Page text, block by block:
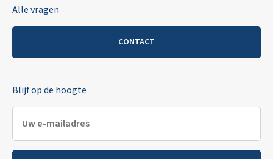
Alle vragen
CONTACT
Blijf op de hoogte